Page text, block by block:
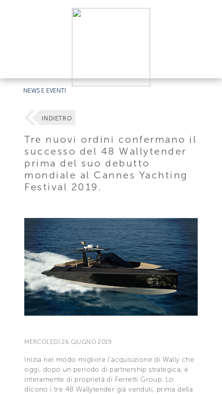
NEWS E EVENTI
INDIETRO
Tre nuovi ordini confermano il
successo del 48 Wallytender
prima del suo debutto
mondiale al Cannes Yachting
Festival 2019.
MERCOLEDÌ 26 GIUGNO 2019
Inizia nel modo migliore l’acquisizione di Wally che
oggi, dopo un periodo di partnership strategica, è
interamente di proprietà di Ferretti Group. Lo
dicono i tre 48 Wallytender già venduti, prima della